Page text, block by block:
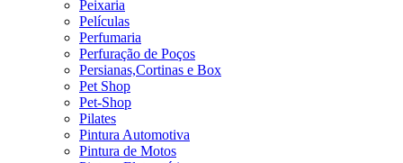
Peixaria
Películas
Perfumaria
Perfuração de Poços
Persianas,Cortinas e Box
Pet Shop
Pet-Shop
Pilates
Pintura Automotiva
Pintura de Motos